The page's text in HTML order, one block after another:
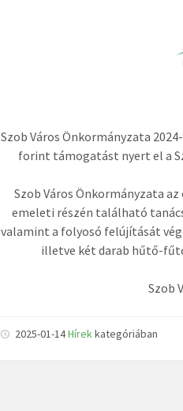
Szob Város Önkormányzata
forint támogatást nyert el a
Szob Város Önkormányzata
emeleti részén található
valamint a folyosó felújítását
illetve két darab hűtő-
Szob
2025-01-14Hírekkategóriában